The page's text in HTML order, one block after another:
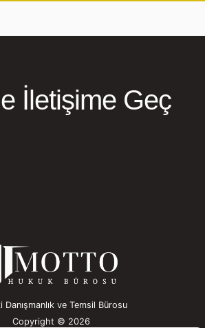
İletişime Geç
Danışmanlık ve Temsil Bürosu
Copyright © 2026